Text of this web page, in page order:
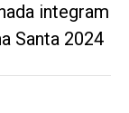
integram
Santa 2024